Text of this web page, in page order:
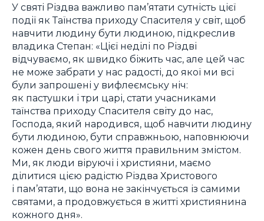
У святі Різдва важливо пам’ятати сутність цієї
події як Таїнства приходу Спасителя у світ, щоб
навчити людину бути людиною, підкреслив
владика Степан: «Цієї неділі по Різдві
відчуваємо, як швидко біжить час, але цей час
не може забрати у нас радості, до якої ми всі
були запрошені у вифлеємську ніч:
як пастушки і три царі, стати учасниками
таїнства приходу Спасителя світу до нас,
Господа, який народився, щоб навчити людину
бути людиною, бути справжньою, наповнюючи
кожен день свого життя правильним змістом.
Ми, як люди віруючі і християни, маємо
ділитися цією радістю Різдва Христового
і пам’ятати, що вона не закінчується із самими
святами, а продовжується в житті християнина
кожного дня».